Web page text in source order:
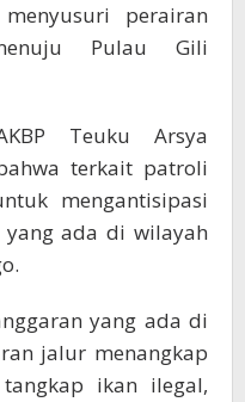
perairan
Pulau Gili
Teuku Arsya
terkait patroli
mengantisipasi
yang ada di wilayah
yang ada di
jalur menangkap
ikan ilegal,